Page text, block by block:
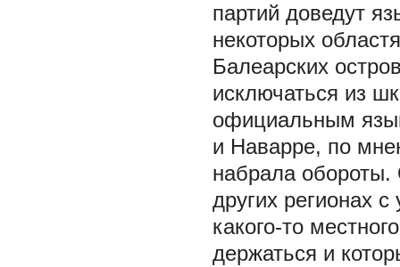
партий доведут
некоторых
Балеарских
исключаться из
официальным
и Наварре, по
набрала обороты.
других регионах
какого-то
держаться и